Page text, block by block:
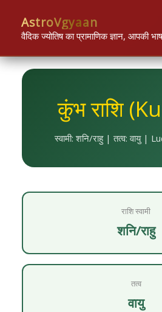
content
AstroVgyaan
वैदिक ज्योतिष का प्रामाणिक ज्ञान, आपकी
कुंभ राशि
स्वामी: शनि/राहु | तत्व: वायु |
राशि स्वामी
शनि/राहु
तत्व
वायु